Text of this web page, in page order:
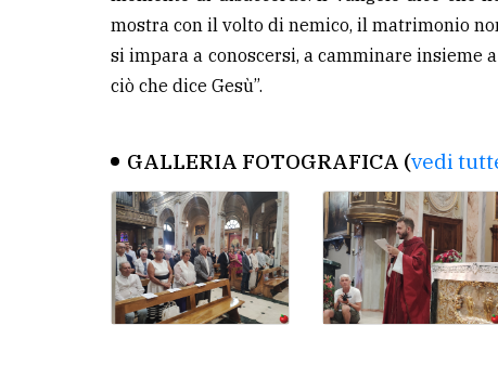
mostra con il volto di nemico, il matrimonio
si impara a conoscersi, a camminare insieme
ciò che dice Gesù”.
GALLERIA FOTOGRAFICA (vedi